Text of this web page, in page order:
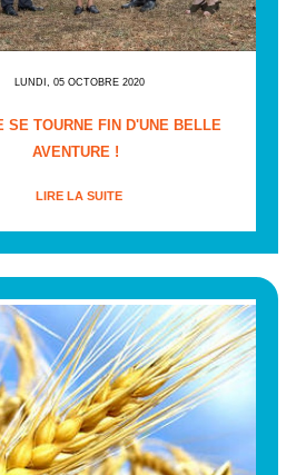
LUNDI, 05 OCTOBRE 2020
SE TOURNE FIN D'UNE BELLE
AVENTURE !
LIRE LA SUITE